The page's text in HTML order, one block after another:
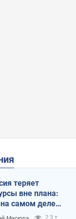
теряет
вне плана:
на самом деле
темп войны
2,3 т.